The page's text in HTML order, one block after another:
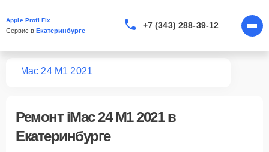
Apple Profi Fix
Сервис в Екатеринбурге
+7 (343) 288-39-12
iMac 24 M1 2021
Ремонт iMac 24 M1 2021в
Екатеринбурге